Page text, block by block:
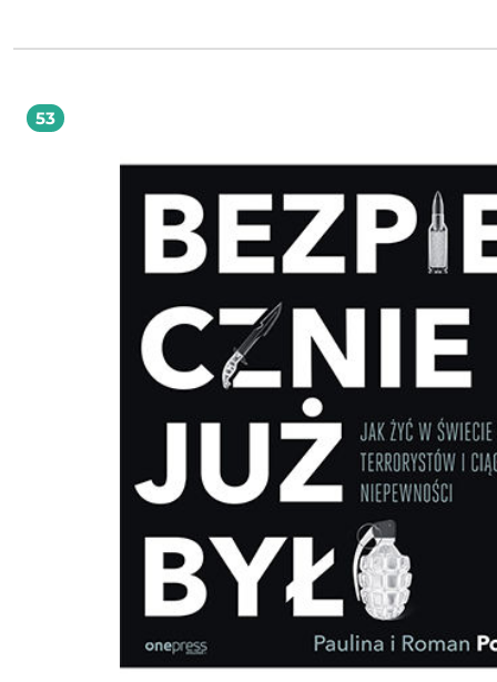
kosmici. Na naszym kontynencie był spokój, a w naszym kraju czuliśmy się
wybuchła regularna, choć oficjalnie niewypowiedziana wojna. Terroryści
się z odległego Iraku i Afganistanu, wybierając zamiast nich obiecaną ziemię
Dziś już raz po raz natykamy się w internecie na cybernetyczne potyczki
Czego naprawdę należy się bać? Czy będziemy obiektem ataku
politykę i zwyczajnie pilnować kursu franka, bo tym, co najbardziej zagraża
bezpieczeństwu, są wahania wartości szwajcarskiej waluty? Jak żyć w świecie,
nieprędko (jeśli kiedykolwiek) znów będzie względnie bezpieczny, i nie dać się
hierarchia potrzeb człowieka w świecie ciągłej niepewności? Odpowiedź na te
Romana Polko. Napisana barwnym językiem, w sposób niezwykle przystępny
tłumaczy czytelnikowi zawiłości i fenomeny współczesnego świata:
migracji, terroryzmu, globalnego ocieplenia; zagadnienia wojen
cyberbezpieczeństwa, rywalizacji o zasoby i surowce naturalne. Nie zapomina
tym o wyzwaniach bardziej tradycyjnych, związanych z konfliktami zbrojnymi i
ekspansją terytorialną, współzawodnictwem ekonomicznym czy też
ciężkości świata w kierunku Dalekiego Wschodu. Ciekawa, barwna i pełna szczegółów
opowieść o bezpieczeństwie Polski i świata w XXI wieku. Nieszablonowa,
stereotypy i polityczne mistyfikacje; pozwalająca zrozumieć wyzwania
nie rozpamiętywać przeszłe konflikty. Lektura obowiązkowa nie tylko dla
zainteresowanych sprawami międzynarodowymi w naszym kraju. Aleksander
Kwaśniewski, Prezydent RP w latach 1995-2005
53